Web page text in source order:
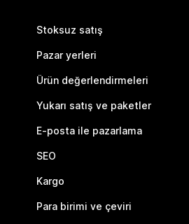
Stoksuz satış
Pazar yerleri
Ürün değerlendirmeleri
Yukarı satış ve paketler
E-posta ile pazarlama
SEO
Kargo
Para birimi ve çeviri